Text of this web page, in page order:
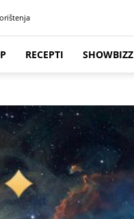
RECEPTI SHOWBIZZ